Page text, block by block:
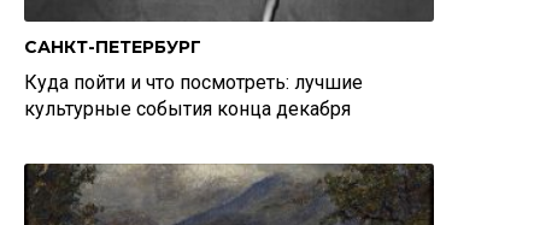
САНКТ-ПЕТЕРБУРГ
Куда пойти и что посмотреть: лучшие
культурные события конца декабря